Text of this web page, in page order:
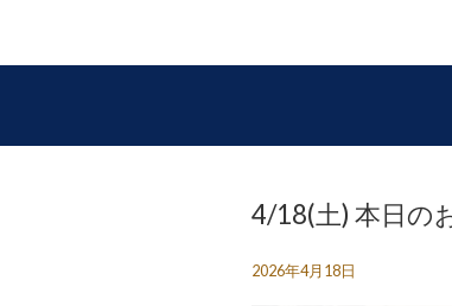
4/18(土) 本日の
2026年4月18日